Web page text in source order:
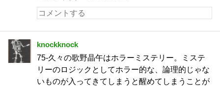
knockknock
75-久々の歌野晶午はホラーミステリー。ミステ
リーのロジックとしてホラー的な、論理的じゃな
いものが入ってきてしまうと醒めてしまうことが